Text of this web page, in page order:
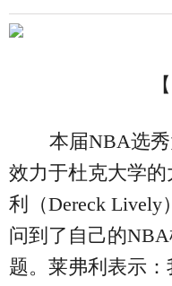
本届NBA选
效力于杜克大学
利（Dereck Lively
问到了自己的
题。莱弗利表示